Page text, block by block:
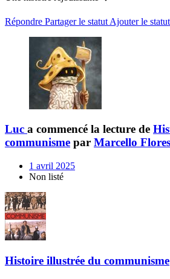
Répondre Partager le statut Ajouter le
Luc a commencé la lecture de
communisme par Marcello Flores
1 avril 2025
Non listé
Histoire illustrée du communisme